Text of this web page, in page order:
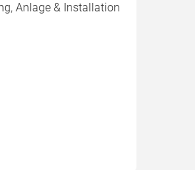
Anlage & Installation